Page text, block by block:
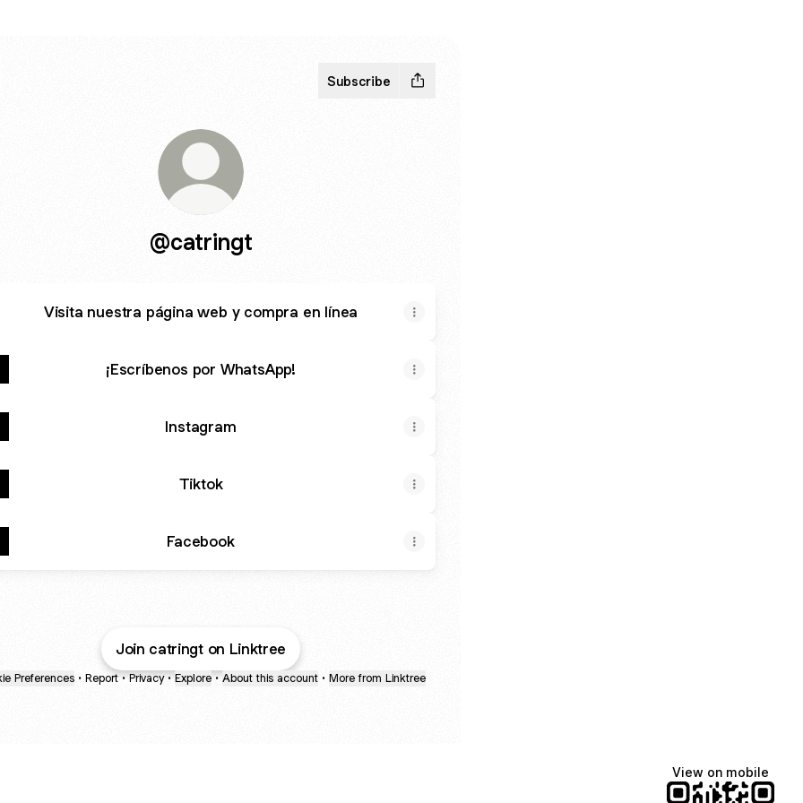
Subscribe
@catringt
Visita nuestra página web y compra en línea
¡Escríbenos por WhatsApp!
Instagram
Tiktok
Facebook
Join catringt on Linktree
Preferences • Report • Privacy • Explore • About this account • More from Linktree
View on mobile